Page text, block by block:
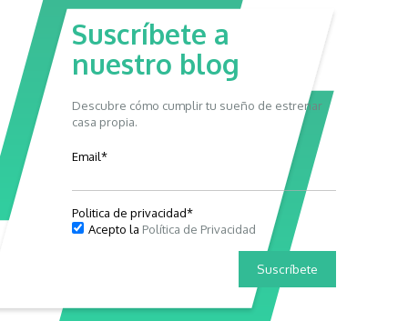
Suscríbete a
nuestro blog
Descubre cómo cumplir tu sueño de estrenar
casa propia.
Email*
Politica de privacidad*
Acepto la Política de Privacidad